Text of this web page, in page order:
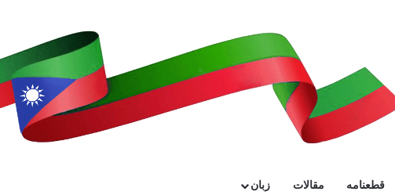
قطعنامه مقالات زبان